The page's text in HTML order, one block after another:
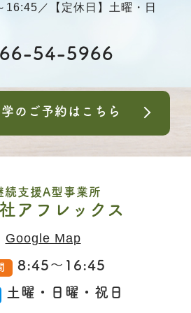
16:45／【定休日】土曜・日
54-5966
のご予約はこちら
続支援A型事業所
アフレックス
Google Map
8:45～16:45
土曜・日曜・祝日